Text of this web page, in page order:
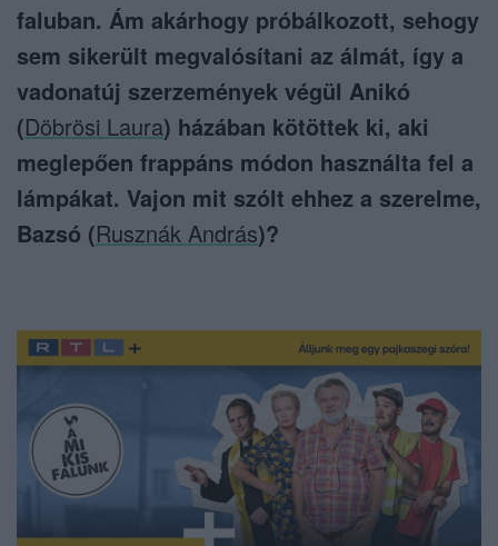
faluban. Ám akárhogy próbálkozott, sehogy
sem sikerült megvalósítani az álmát, így a
vadonatúj szerzemények végül Anikó
(Döbrösi Laura) házában kötöttek ki, aki
meglepően frappáns módon használta fel a
lámpákat. Vajon mit szólt ehhez a szerelme,
Bazsó (Rusznák András)?